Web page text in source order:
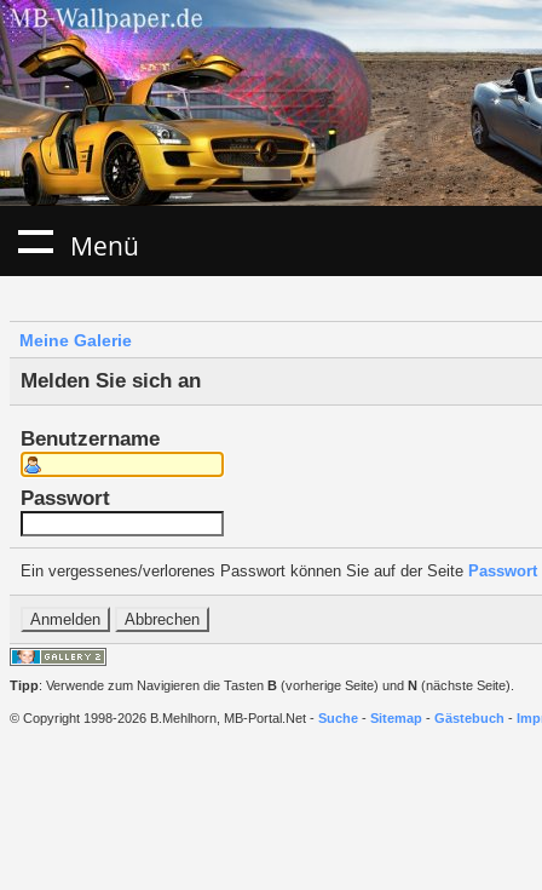
Menü
Meine Galerie
Melden Sie sich an
Benutzername
Passwort
Ein vergessenes/verlorenes Passwort können Sie auf der Seite
Tipp: Verwende zum Navigieren die Tasten B (vorherige Seite) und N (nächste Seite).
© Copyright 1998-2026 B.Mehlhorn, MB-Portal.Net - Suche - Sitemap - Gästebuch -